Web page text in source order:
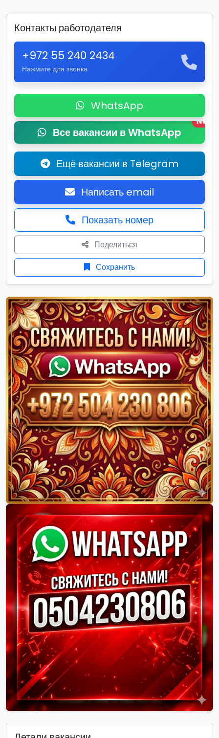
Контакты работодателя
+972 55 240 2434
Нажмите для звонка
WhatsApp
Все вакансии в WhatsApp
New
Ещё вакансии в Telegram
Написать email
Показать номер
Поделиться
Сохранить